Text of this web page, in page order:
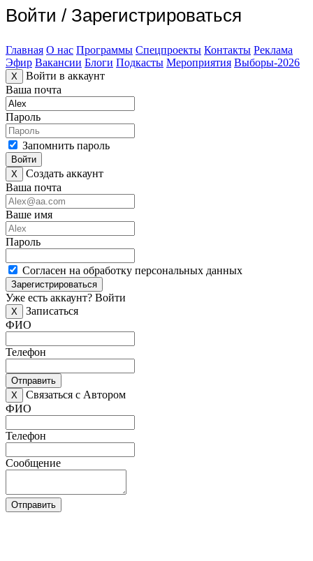
Войти / Зарегистрироваться
Главная О нас Программы Спецпроекты Контакты Реклама
Эфир Вакансии Блоги Подкасты Мероприятия Выборы-2026
X
Войти в аккаунт
Ваша почта
Пароль
Запомнить пароль
Войти
X
Создать аккаунт
Ваша почта
Ваше имя
Пароль
Согласен на обработку персональных данных
Зарегистрироваться
Уже есть аккаунт? Войти
X
Записаться
ФИО
Телефон
Отправить
X
Связаться с Автором
ФИО
Телефон
Сообщение
Отправить